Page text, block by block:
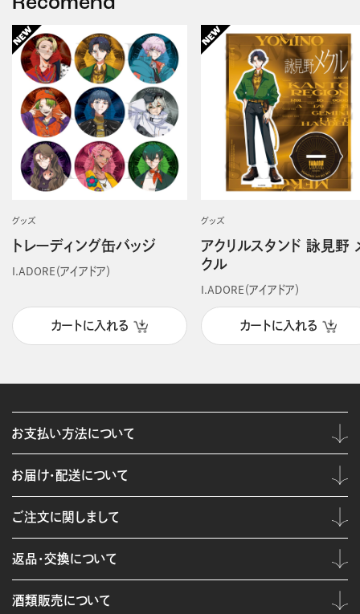
グッズ
トレーディング缶バッジ
I.ADORE（アイアドア）
カートに入れる
グッズ
アクリルスタンド 詠見野
クル
I.ADORE（アイアドア）
カートに入れる
お支払い方法について
お届け・配送について
ご注文に関しまして
返品・交換について
酒類販売について